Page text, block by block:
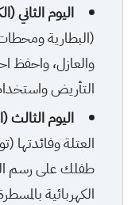
اليوم الثاني
(البطارية
والعازل، واحفظ
التأريض
اليوم الثالث
العتلة وفائدتها
طفلك على رسم
الكهربائية